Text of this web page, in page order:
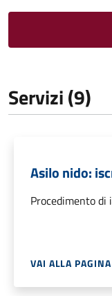
Servizi (9)
Asilo nido:
Procedimento di
VAI ALLA PAGINA